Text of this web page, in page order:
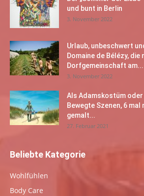
und bunt in Berlin
3. November 2022
Urlaub, unbeschwert
Domaine de Bélézy,
Dorfgemeinschaft am...
3. November 2022
Als Adamskostüm
Bewegte Szenen, 6
gemalt...
27. Februar 2021
Beliebte Kategorie
Wohlfühlen
Body Care